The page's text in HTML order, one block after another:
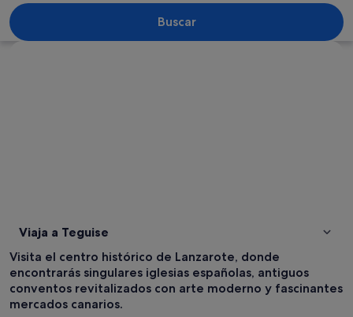
Una estatua de bronce de un toro
Buscar
Viaja a Teguise
Visita el centro histórico de Lanzarote, donde
encontrarás singulares iglesias españolas, antiguos
conventos revitalizados con arte moderno y fascinantes
mercados canarios.